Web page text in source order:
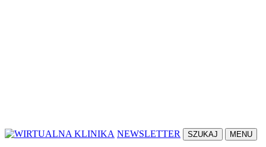
NEWSLETTER SZUKAJ MENU